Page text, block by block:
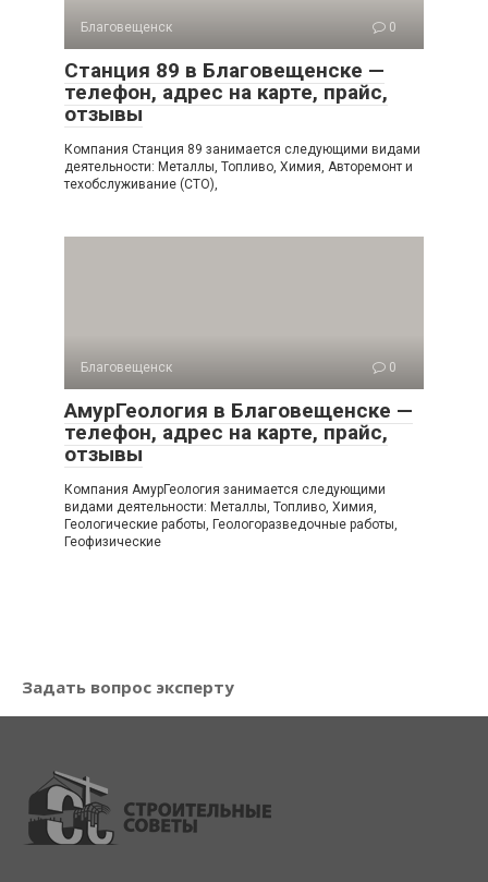
Благовещенск 0
Станция 89 в Благовещенске —
телефон, адрес на карте, прайс,
отзывы
Компания Станция 89 занимается следующими видами
деятельности: Металлы, Топливо, Химия, Авторемонт и
техобслуживание (СТО),
Благовещенск 0
АмурГеология в Благовещенске —
телефон, адрес на карте, прайс,
отзывы
Компания АмурГеология занимается следующими
видами деятельности: Металлы, Топливо, Химия,
Геологические работы, Геологоразведочные работы,
Геофизические
Задать вопрос эксперту